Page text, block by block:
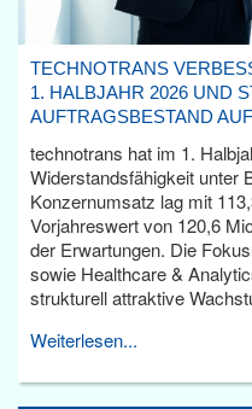
TECHNOTRANS
1. HALBJAHR 2026 UND
AUFTRAGSBESTAND
technotrans hat im 1.
Widerstandsfähigkeit unter
Konzernumsatz lag mit
Vorjahreswert von 120,6
der Erwartungen. Die
sowie Healthcare &
strukturell attraktive
Weiterlesen...